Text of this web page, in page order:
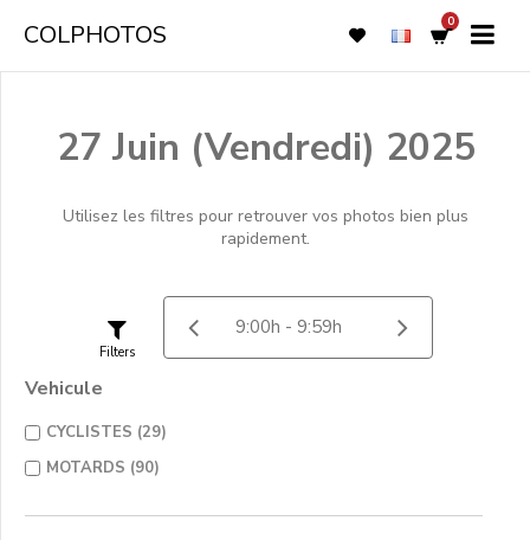
COLPHOTOS 0
27 Juin (Vendredi) 2025
Utilisez les filtres pour retrouver vos photos bien plus
rapidement.
Filters
Vehicule
CYCLISTES (29)
MOTARDS (90)